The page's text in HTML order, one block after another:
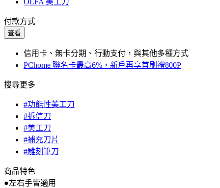
OLFA 美工刀
付款方式
查看
信用卡、無卡分期、行動支付，與其他多種方式
PChome 聯名卡最高6%，新戶再享首刷禮800P
搜尋更多
#功能性美工刀
#拆信刀
#美工刀
#補充刀片
#雕刻筆刀
商品特色
●左右手皆適用